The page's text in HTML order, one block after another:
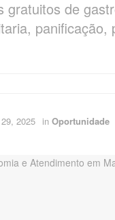
gratuitos de
2025 in Oportunidade